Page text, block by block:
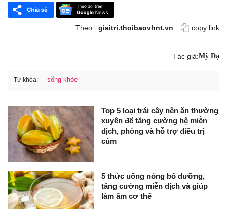
Theo: giaitri.thoibaovhnt.vn copy link
Tác giả:Mỹ Dạ
Từ khóa: sống khỏe
Top 5 loại trái cây nên ăn thường
xuyên để tăng cường hệ miễn
dịch, phòng và hỗ trợ điều trị
cúm
5 thức uống nóng bổ dưỡng,
tăng cường miễn dịch và giúp
làm ấm cơ thể